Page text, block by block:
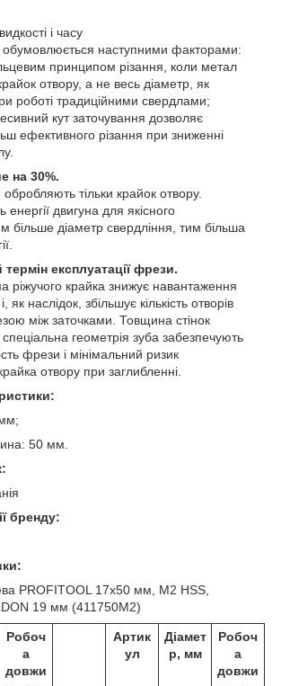
і часу
обумовлюється наступними факторами:
принципом різання, коли метал
отвору, а не весь діаметр, як
роботі традиційними свердлами;
кут заточування дозволяє
ефективного різання при зниженні
на 30%.
обробляють тільки крайок отвору.
енергії двигуна для якісного
більше діаметр свердління, тим більша
експлуатаціїфрези.
ріжучого крайка знижує навантаження
як наслідок, збільшує кількість отворів
між заточками. Товщина стінок
геометрія зуба забезпечують
фрези і мінімальний ризик
отвору при заглибленні.
50 мм.
бренду:
PROFITOOL 17х50 мм, M2 HSS,
19 мм (411750M2)
Робоч
а
довжи
Артик
ул
Діамет
р, мм
Робоч
а
довжи